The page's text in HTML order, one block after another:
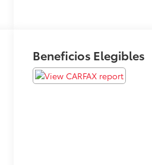
Beneficios Elegibles